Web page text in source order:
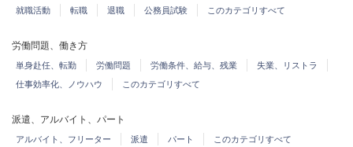
就職活動 転職 退職 公務員試験 このカテゴリすべて
労働問題、働き方
単身赴任、転勤 労働問題 労働条件、給与、残業
失業、リストラ
仕事効率化、ノウハウ
このカテゴリすべて
派遣、アルバイト、パート
アルバイト、フリーター 派遣 パート このカテゴリすべて